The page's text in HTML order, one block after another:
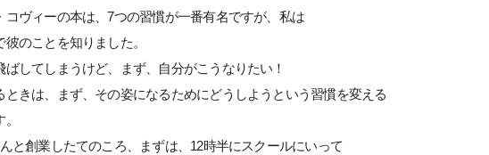
コヴィーの本は、7つの習慣が一番有名ですが、私は
のことを知りました。
ばしてしまうけど、まず、自分がこうなりたい！
ときは、まず、その姿になるためにどうしようという習慣を変える
と創業したてのころ、まずは、12時半にスクールにいって